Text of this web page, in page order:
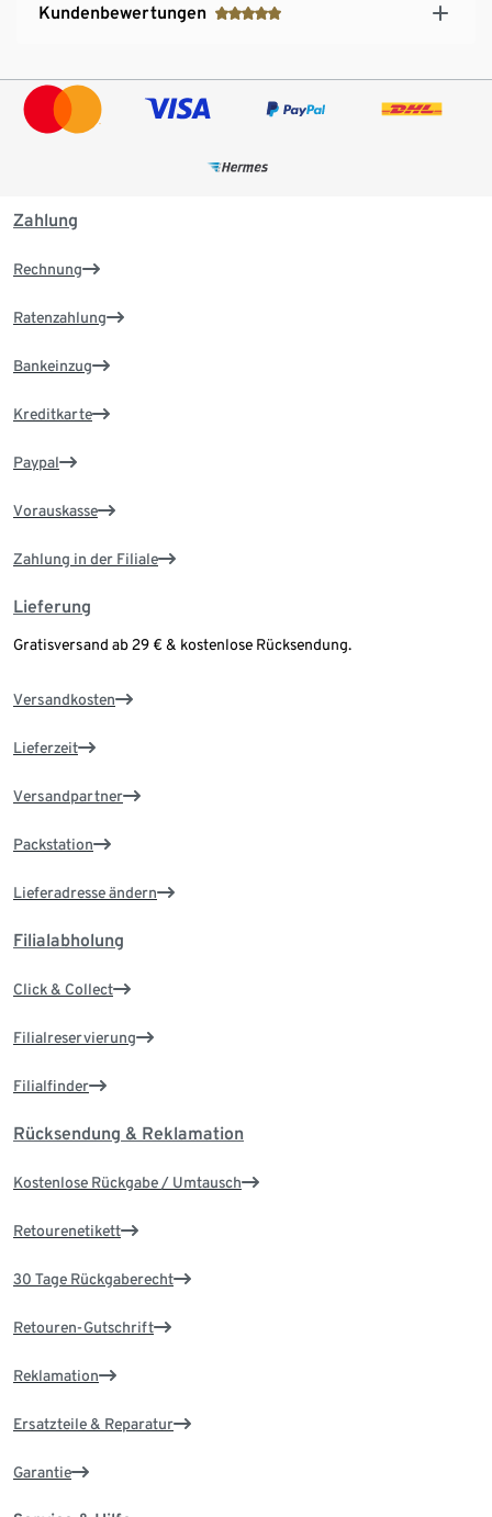
Kundenbewertungen
Zahlung
Rechnung
Ratenzahlung
Bankeinzug
Kreditkarte
Paypal
Vorauskasse
Zahlung in der Filiale
Lieferung
Gratisversand ab 29 € & kostenlose Rücksendung.
Versandkosten
Lieferzeit
Versandpartner
Packstation
Lieferadresse ändern
Filialabholung
Click & Collect
Filialreservierung
Filialfinder
Rücksendung & Reklamation
Kostenlose Rückgabe / Umtausch
Retourenetikett
30 Tage Rückgaberecht
Retouren-Gutschrift
Reklamation
Ersatzteile & Reparatur
Garantie